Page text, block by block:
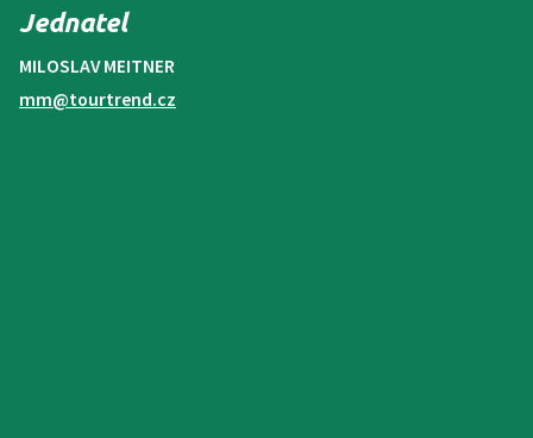
Jednatel
MILOSLAV MEITNER
mm@tourtrend.cz